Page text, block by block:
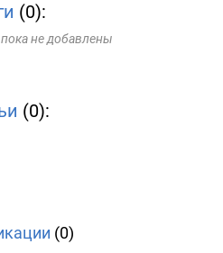
(0):
не добавлены
(0):
(0)